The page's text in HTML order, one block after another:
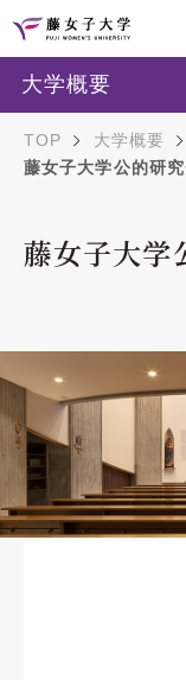
TOP 大学概要
藤女子大学公的研
藤女子大学
大学概要